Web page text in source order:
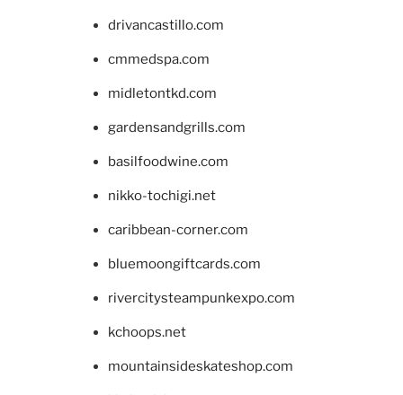
drivancastillo.com
cmmedspa.com
midletontkd.com
gardensandgrills.com
basilfoodwine.com
nikko-tochigi.net
caribbean-corner.com
bluemoongiftcards.com
rivercitysteampunkexpo.com
kchoops.net
mountainsideskateshop.com